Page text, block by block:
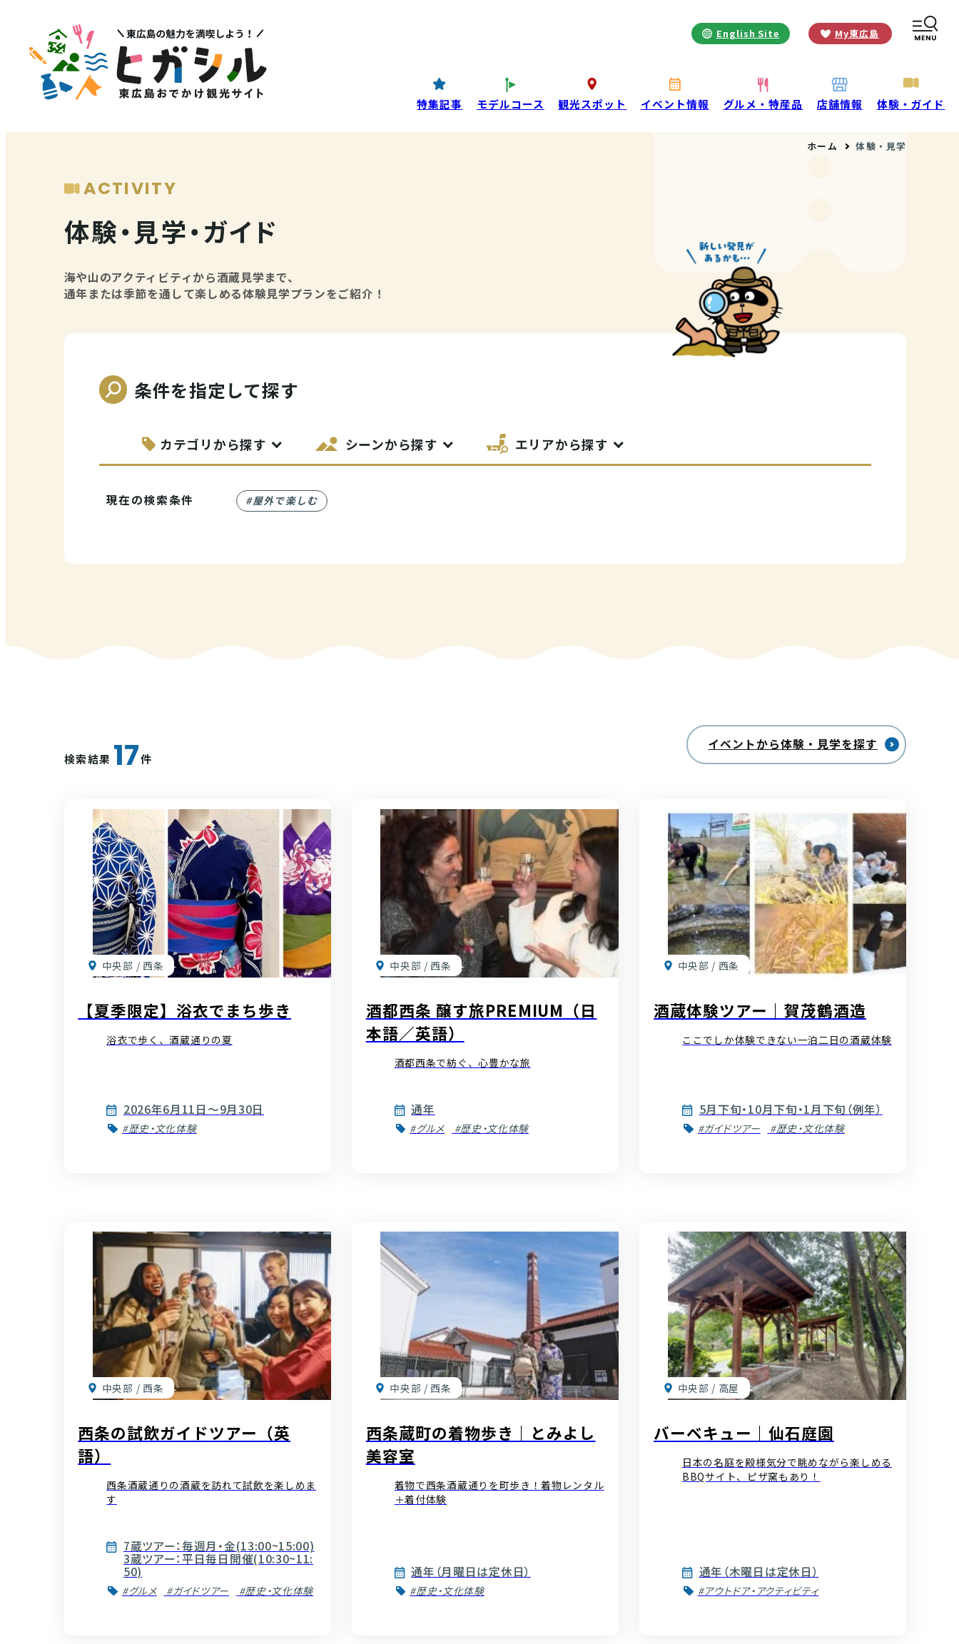
English Site My東広島
特集記事 モデルコース 観光スポット イベント情報 グルメ・特産品 店舗情報 体験・ガイド
ホーム 体験・見学
ACTIVITY
体験・見学・ガイド
海や山のアクティビティから酒蔵見学まで、
通年または季節を通して楽しめる体験見学プランをご紹介！
条件を指定して探す
カテゴリから探す シーンから探す エリアから探す
現在の検索条件 #屋外で楽しむ
検索結果 17件
イベントから体験・見学を探す
中央部 / 西条
【夏季限定】浴衣でまち歩き
浴衣で歩く、酒蔵通りの夏
2026年6月11日〜9月30日
#歴史・文化体験
中央部 / 西条
酒都西条 醸す旅PREMIUM（日
本語／英語）
酒都西条で紡ぐ、心豊かな旅
通年
#グルメ #歴史・文化体験
中央部 / 西条
酒蔵体験ツアー｜賀茂鶴酒造
ここでしか体験できない一泊二日の酒蔵体験
5月下旬・10月下旬・1月下旬（例年）
#ガイドツアー #歴史・文化体験
中央部 / 西条
西条の試飲ガイドツアー（英
語）
西条酒蔵通りの酒蔵を訪れて試飲を楽しめま
す
7蔵ツアー：毎週月・金(13:00~15:00)
3蔵ツアー：平日毎日開催(10:30~11:
50)
#グルメ #ガイドツアー #歴史・文化体験
中央部 / 西条
西条蔵町の着物歩き｜とみよし
美容室
着物で西条酒蔵通りを町歩き！着物レンタル
＋着付体験
通年（月曜日は定休日）
#歴史・文化体験
中央部 / 高屋
バーベキュー｜仙石庭園
日本の名庭を殿様気分で眺めながら楽しめる
BBQサイト、ピザ窯もあり！
通年（木曜日は定休日）
#アウトドア・アクティビティ
メニュー
MENU
グルメ・特産品
店舗情報
モデルコース
西条酒蔵通り特設ページ 特集記事
お役立ち情報
お知らせ
酒蔵営業時間
観光に関するお問い合わせ
イベント情報掲載申込フォーム
(English site)